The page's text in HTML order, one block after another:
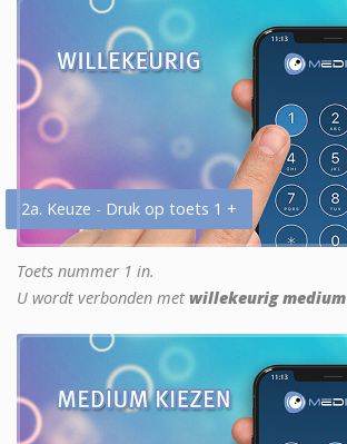
2a. Keuze - Druk op toets 1 +
Toets nummer 1 in.
U wordt verbonden met willekeurig medium